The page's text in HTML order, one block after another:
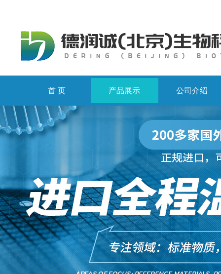
首 页 产品展示 公司介绍